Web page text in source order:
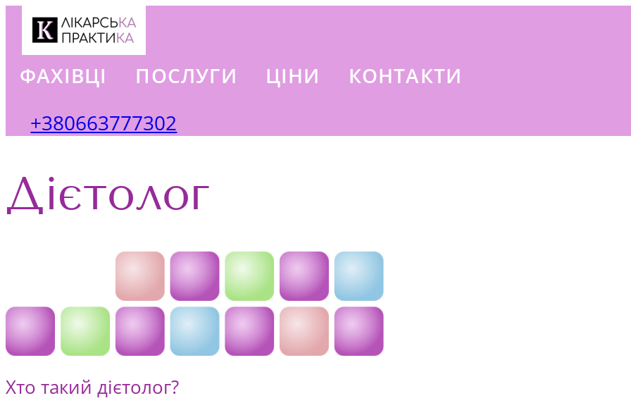
ФАХІВЦІ ПОСЛУГИ ЦІНИ
КОНТАКТИ
+380663777302
Дієтолог
Хто такий дієтолог?